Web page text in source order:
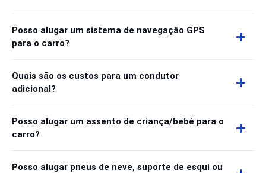
Posso alugar um sistema de navegação GPS
para o carro?
Quais são os custos para um condutor
adicional?
Posso alugar um assento de criança/bebé para o
carro?
Posso alugar pneus de neve, suporte de esqui ou